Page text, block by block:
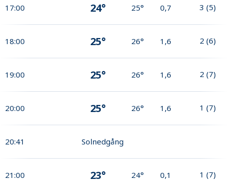
17:00 24° 25° 0,7 3 (5)
18:00 25° 26° 1,6 2 (6)
19:00 25° 26° 1,6 2 (7)
20:00 25° 26° 1,6 1 (7)
20:41 Solnedgång
21:00 23° 24° 0,1 1 (7)